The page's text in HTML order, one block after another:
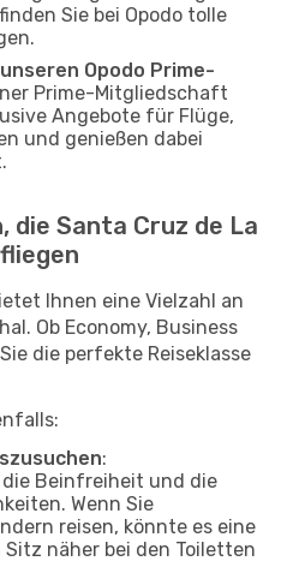
Sie bei Opodo tolle
Opodo Prime-
Prime-Mitgliedschaft
Angebote für Flüge,
und genießen dabei
die Santa Cruz de La
Ihnen eine Vielzahl an
Ob Economy, Business
die perfekte Reiseklasse
:
Beinfreiheit und die
Wenn Sie
reisen, könnte es eine
näher bei den Toiletten